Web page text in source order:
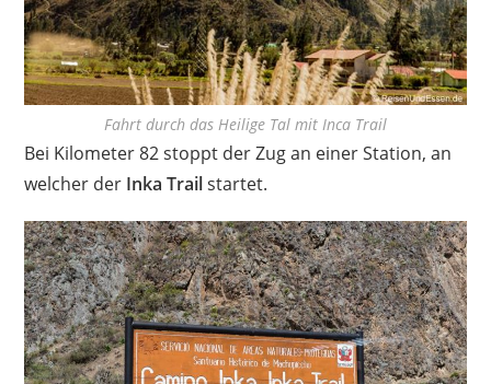
Fahrt durch das Heilige Tal mit Inca Trail
Bei Kilometer 82 stoppt der Zug an einer Station, an
welcher der Inka Trailstartet.